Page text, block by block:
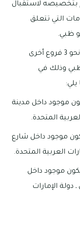
بتخصيصه لاستقبال
التي تتعلق
ظبي.
والجدير بالذكر أن هذا المطعم يمتلك نحو 3 فروع أخرى
ظبي وذلك في
موجود داخل مدينة
المتحدة.
موجود داخل شارع
العربية المتحدة.
موجود داخل
الإمارات